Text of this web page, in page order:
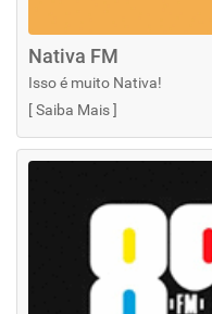
Nativa FM
Isso é muito Nativa!
[Saiba Mais]